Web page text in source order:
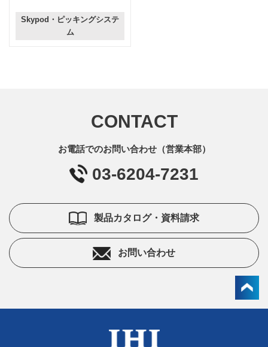
Skypod・ピッキングシステ
ム
CONTACT
お電話でのお問い合わせ（営業本部）
03-6204-7231
製品カタログ・資料請求
お問い合わせ